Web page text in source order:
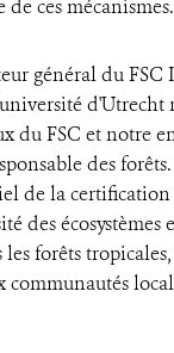
ces
général du
d'Utrecht
du FSC et notre
des
de la certification
des écosystèmes
les forêts